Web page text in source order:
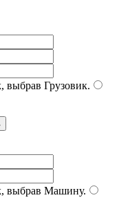
выбрав Грузовик.
выбрав Машину.